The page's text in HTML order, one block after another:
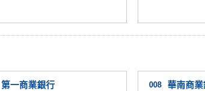
第一商業銀行 008 華南商業